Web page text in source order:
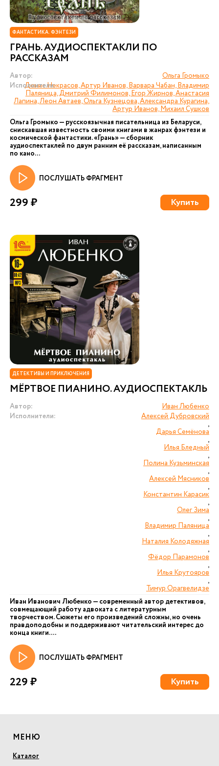
ФАНТАСТИКА. ФЭНТЕЗИ
ГРАНЬ. АУДИОСПЕКТАКЛИ ПО
РАССКАЗАМ
Автор:
Ольга Громыко
Исполнители:
Денис Некрасов, Артур Иванов, Варвара Чабан, Владимир
Паляница, Дмитрий Филимонов, Егор Жирнов, Анастасия
Лапина, Леон Автаев, Ольга Кузнецова, Александра Курагина,
Артур Иванов, Михаил Сушков
Ольга Громыко — русскоязычная писательница из Беларуси,
снискавшая известность своими книгами в жанрах фэнтези и
космической фантастики. «Грань» — сборник
аудиоспектаклей по двум ранним её рассказам, написанным
по кано...
ПОСЛУШАТЬ ФРАГМЕНТ
299 ₽ Купить
ДЕТЕКТИВЫ И ПРИКЛЮЧЕНИЯ
МЁРТВОЕ ПИАНИНО. АУДИОСПЕКТАКЛЬ
Автор:
Иван Любенко
Исполнители:
Алексей Дубровский
,
Дарья Семёнова
,
Илья Бледный
,
Полина Кузьминская
,
Алексей Мясников
,
Константин Карасик
,
Олег Зима
,
Владимир Паляница
,
Наталия Колодяжная
,
Фёдор Парамонов
,
Илья Крутояров
,
Тимур Орагвелидзе
Иван Иванович Любенко — современный автор детективов,
совмещающий работу адвоката с литературным
творчеством. Сюжеты его произведений сложны, но очень
правдоподобны и поддерживают читательский интерес до
конца книги. ...
ПОСЛУШАТЬ ФРАГМЕНТ
229 ₽ Купить
МЕНЮ
Каталог